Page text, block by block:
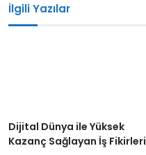
İlgili Yazılar
Dijital Dünya ile Yüksek
Kazanç Sağlayan İş Fikirleri